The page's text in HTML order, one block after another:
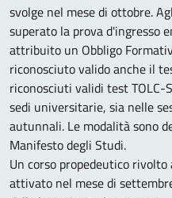
svolge nel mese di ottobre.
superato la prova d'ingresso
attribuito un Obbligo
riconosciuto valido anche il
riconosciuti validi test TOLC-
sedi universitarie, sia nelle
autunnali. Le modalità sono
Manifesto degli Studi.
Un corso propedeutico
attivato nel mese di